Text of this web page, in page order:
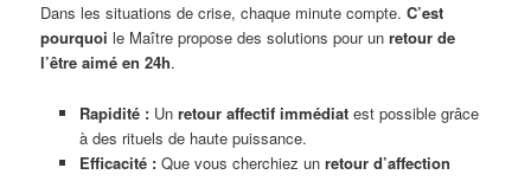
Dans les situations de crise, chaque minute compte.C’est
pourquoi le Maître propose des solutions pour unretour de
l’être aimé en 24h.
Rapidité :Un retour affectif immédiatest possible grâce
à des rituels de haute puissance.
Efficacité :Que vous cherchiez un retour d’affection